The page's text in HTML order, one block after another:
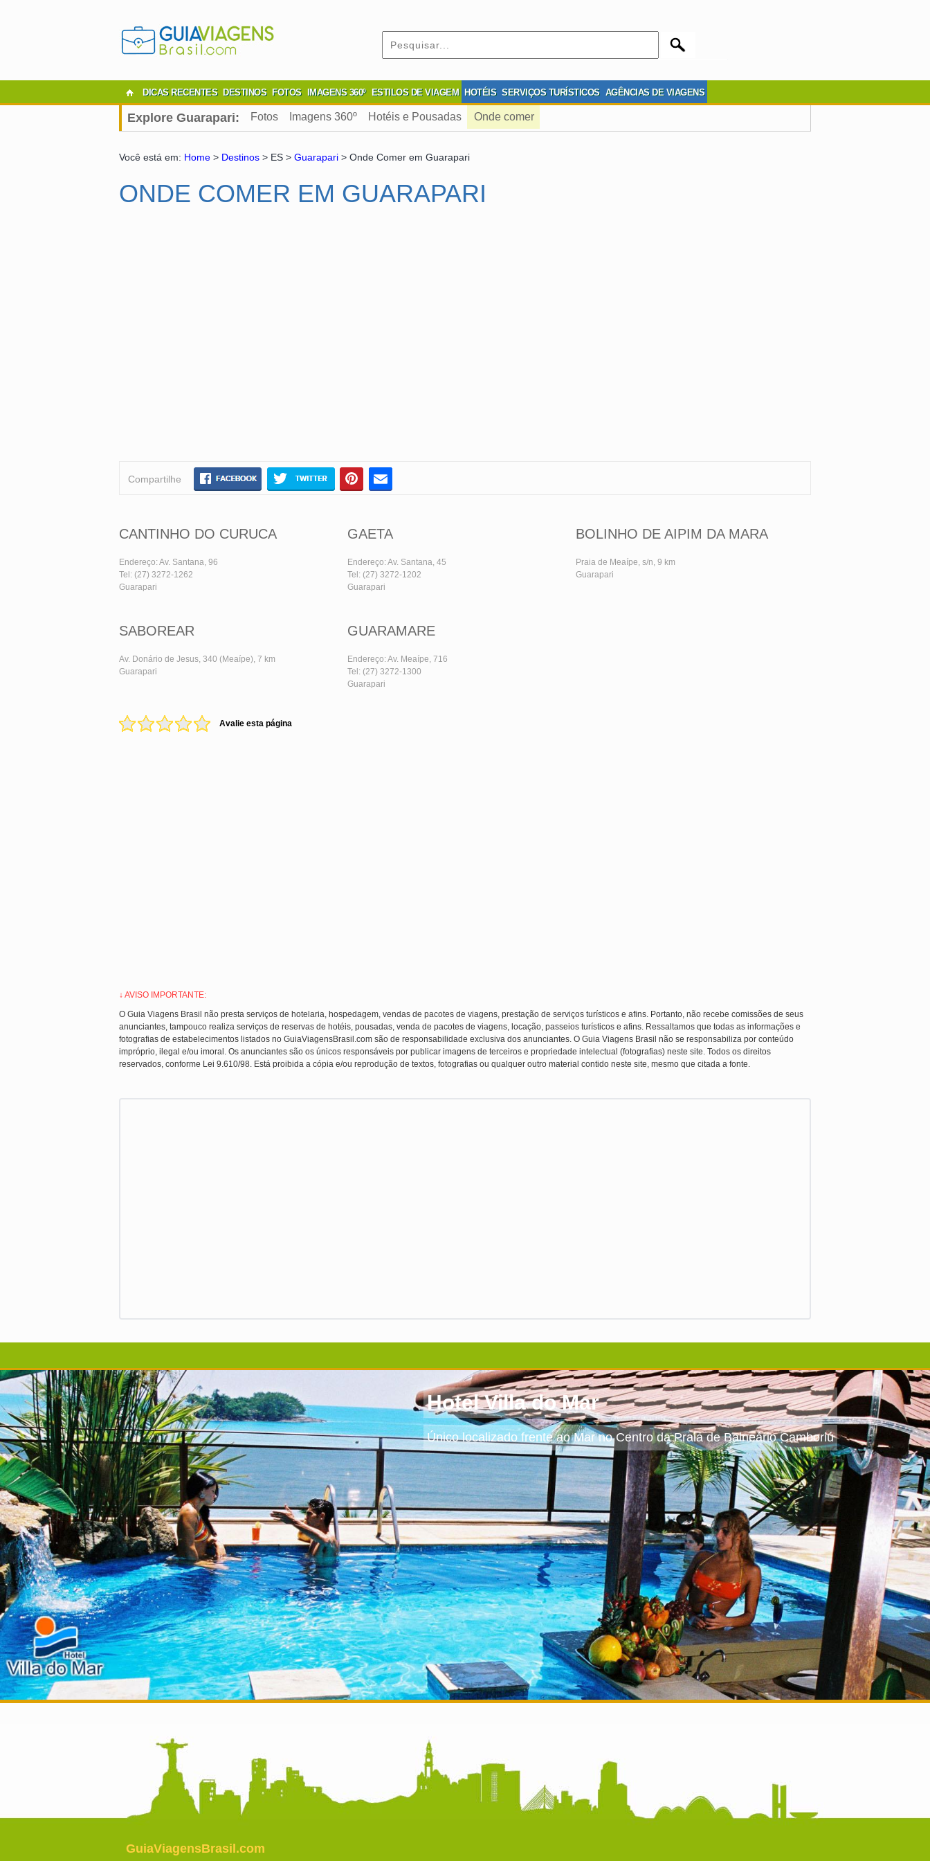
DICAS RECENTES DESTINOS FOTOS IMAGENS 360º ESTILOS DE VIAGEM HOTÉIS SERVIÇOS TURÍSTICOS AGÊNCIAS DE VIAGENS
Explore Guarapari: Fotos Imagens 360º Hotéis e Pousadas Onde comer
Você está em: Home > Destinos > ES > Guarapari > Onde Comer em Guarapari
ONDE COMER EM GUARAPARI
Compartilhe
CANTINHO DO CURUCA
Endereço: Av. Santana, 96
Tel: (27) 3272-1262
Guarapari
GAETA
Endereço: Av. Santana, 45
Tel: (27) 3272-1202
Guarapari
BOLINHO DE AIPIM DA MARA
Praia de Meaípe, s/n, 9 km
Guarapari
SABOREAR
Av. Donário de Jesus, 340 (Meaípe), 7 km
Guarapari
GUARAMARE
Endereço: Av. Meaípe, 716
Tel: (27) 3272-1300
Guarapari
Avalie esta página
↓ AVISO IMPORTANTE:
O Guia Viagens Brasil não presta serviços de hotelaria, hospedagem, vendas de pacotes de viagens, prestação de serviços turísticos e afins. Portanto, não recebe comissões de seus
anunciantes, tampouco realiza serviços de reservas de hotéis, pousadas, venda de pacotes de viagens, locação, passeios turísticos e afins. Ressaltamos que todas as informações e
fotografias de estabelecimentos listados no GuiaViagensBrasil.com são de responsabilidade exclusiva dos anunciantes. O Guia Viagens Brasil não se responsabiliza por conteúdo
impróprio, ilegal e/ou imoral. Os anunciantes são os únicos responsáveis por publicar imagens de terceiros e propriedade intelectual (fotografias) neste site. Todos os direitos
reservados, conforme Lei 9.610/98. Está proibida a cópia e/ou reprodução de textos, fotografias ou qualquer outro material contido neste site, mesmo que citada a fonte.
Hotel Villa do Mar
Único localizado frente ao Mar no Centro da Praia de Balneário Camboriú
GuiaViagensBrasil.com